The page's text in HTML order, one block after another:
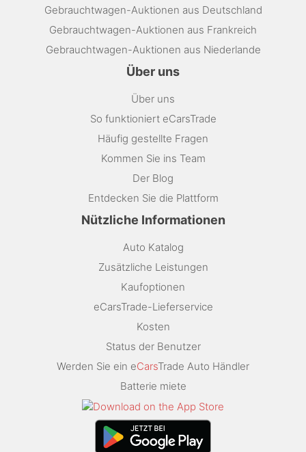
Gebrauchtwagen-Auktionen aus Deutschland
Gebrauchtwagen-Auktionen aus Frankreich
Gebrauchtwagen-Auktionen aus Niederlande
Über uns
Über uns
So funktioniert eCarsTrade
Häufig gestellte Fragen
Kommen Sie ins Team
Der Blog
Entdecken Sie die Plattform
Nützliche Informationen
Auto Katalog
Zusätzliche Leistungen
Kaufoptionen
eCarsTrade-Lieferservice
Kosten
Status der Benutzer
Werden Sie ein eCarsTrade Auto Händler
Batterie miete